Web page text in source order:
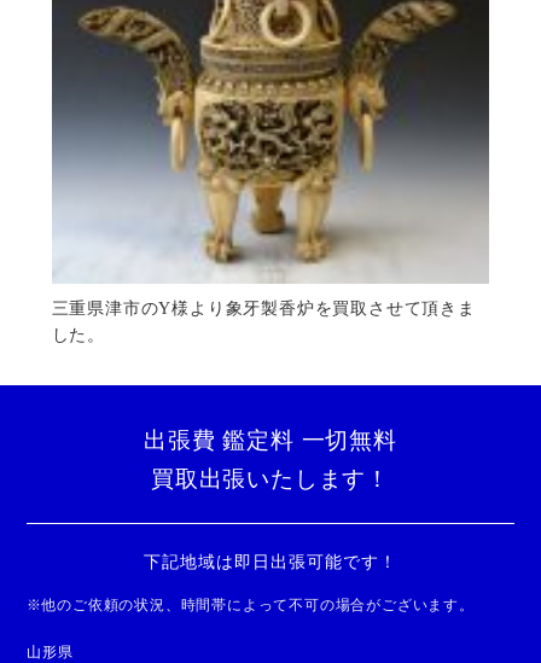
三重県津市のY様より象牙製香炉を買取させて頂きま
した。
出張費 鑑定料 一切無料
買取出張いたします！
下記地域は即日出張可能です！
※他のご依頼の状況、時間帯によって不可の場合がございます。
山形県